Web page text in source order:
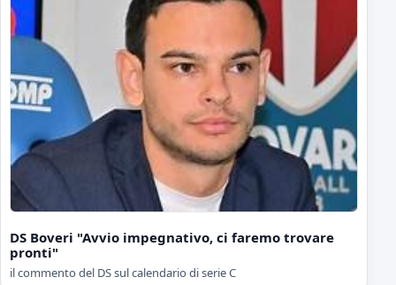
DS Boveri "Avvio impegnativo, ci faremo trovare
pronti"
il commento del DS sul calendario di serie C